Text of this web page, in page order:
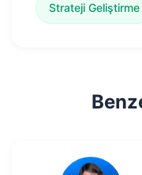
Strateji Geliştirme